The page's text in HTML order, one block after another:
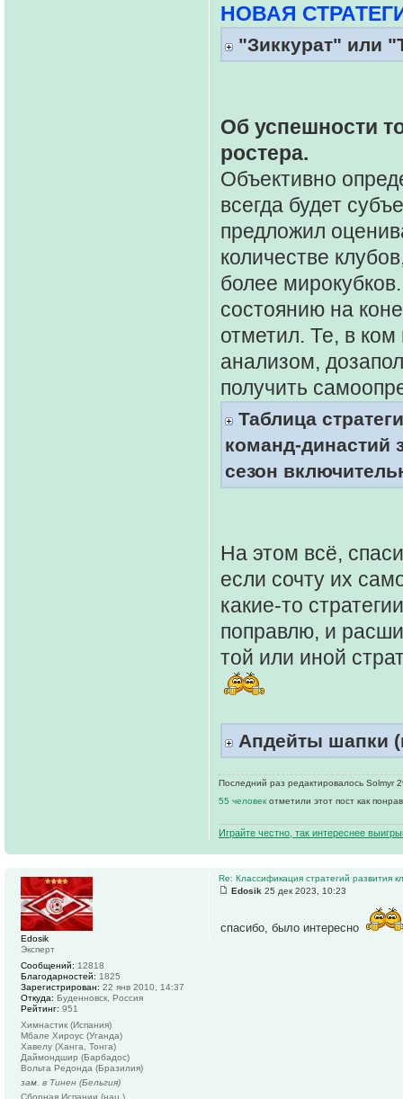
НОВАЯ
"Зиккурат" или
Об успешности
ростера.
Объективно
всегда будет
предложил
количестве
более
состоянию на
отметил. Те, в
анализом,
получить
Таблица
команд-династий
сезон
На этом всё,
если сочту их
какие-то
поправлю, и
той или иной
Апдейты шапки
Последний раз редактировалось Solmyr
55 человек отметили этот пост как
Играйте честно, так интереснее
Re: Классификация стратегий развития
Edosik 25 дек 2023, 10:23
спасибо, было интересно
Edosik
Эксперт
Сообщений: 12818
Благодарностей: 1825
Зарегистрирован: 22 янв 2010, 14:37
Откуда: Буденновск, Россия
Рейтинг: 951
Химнастик (Испания)
Мбале Хироус (Уганда)
Хавелу (Ханга, Тонга)
Даймондшир (Барбадос)
Вольта Редонда (Бразилия)
зам. в Тинен (Бельгия)
Сборная Испании (нац.)